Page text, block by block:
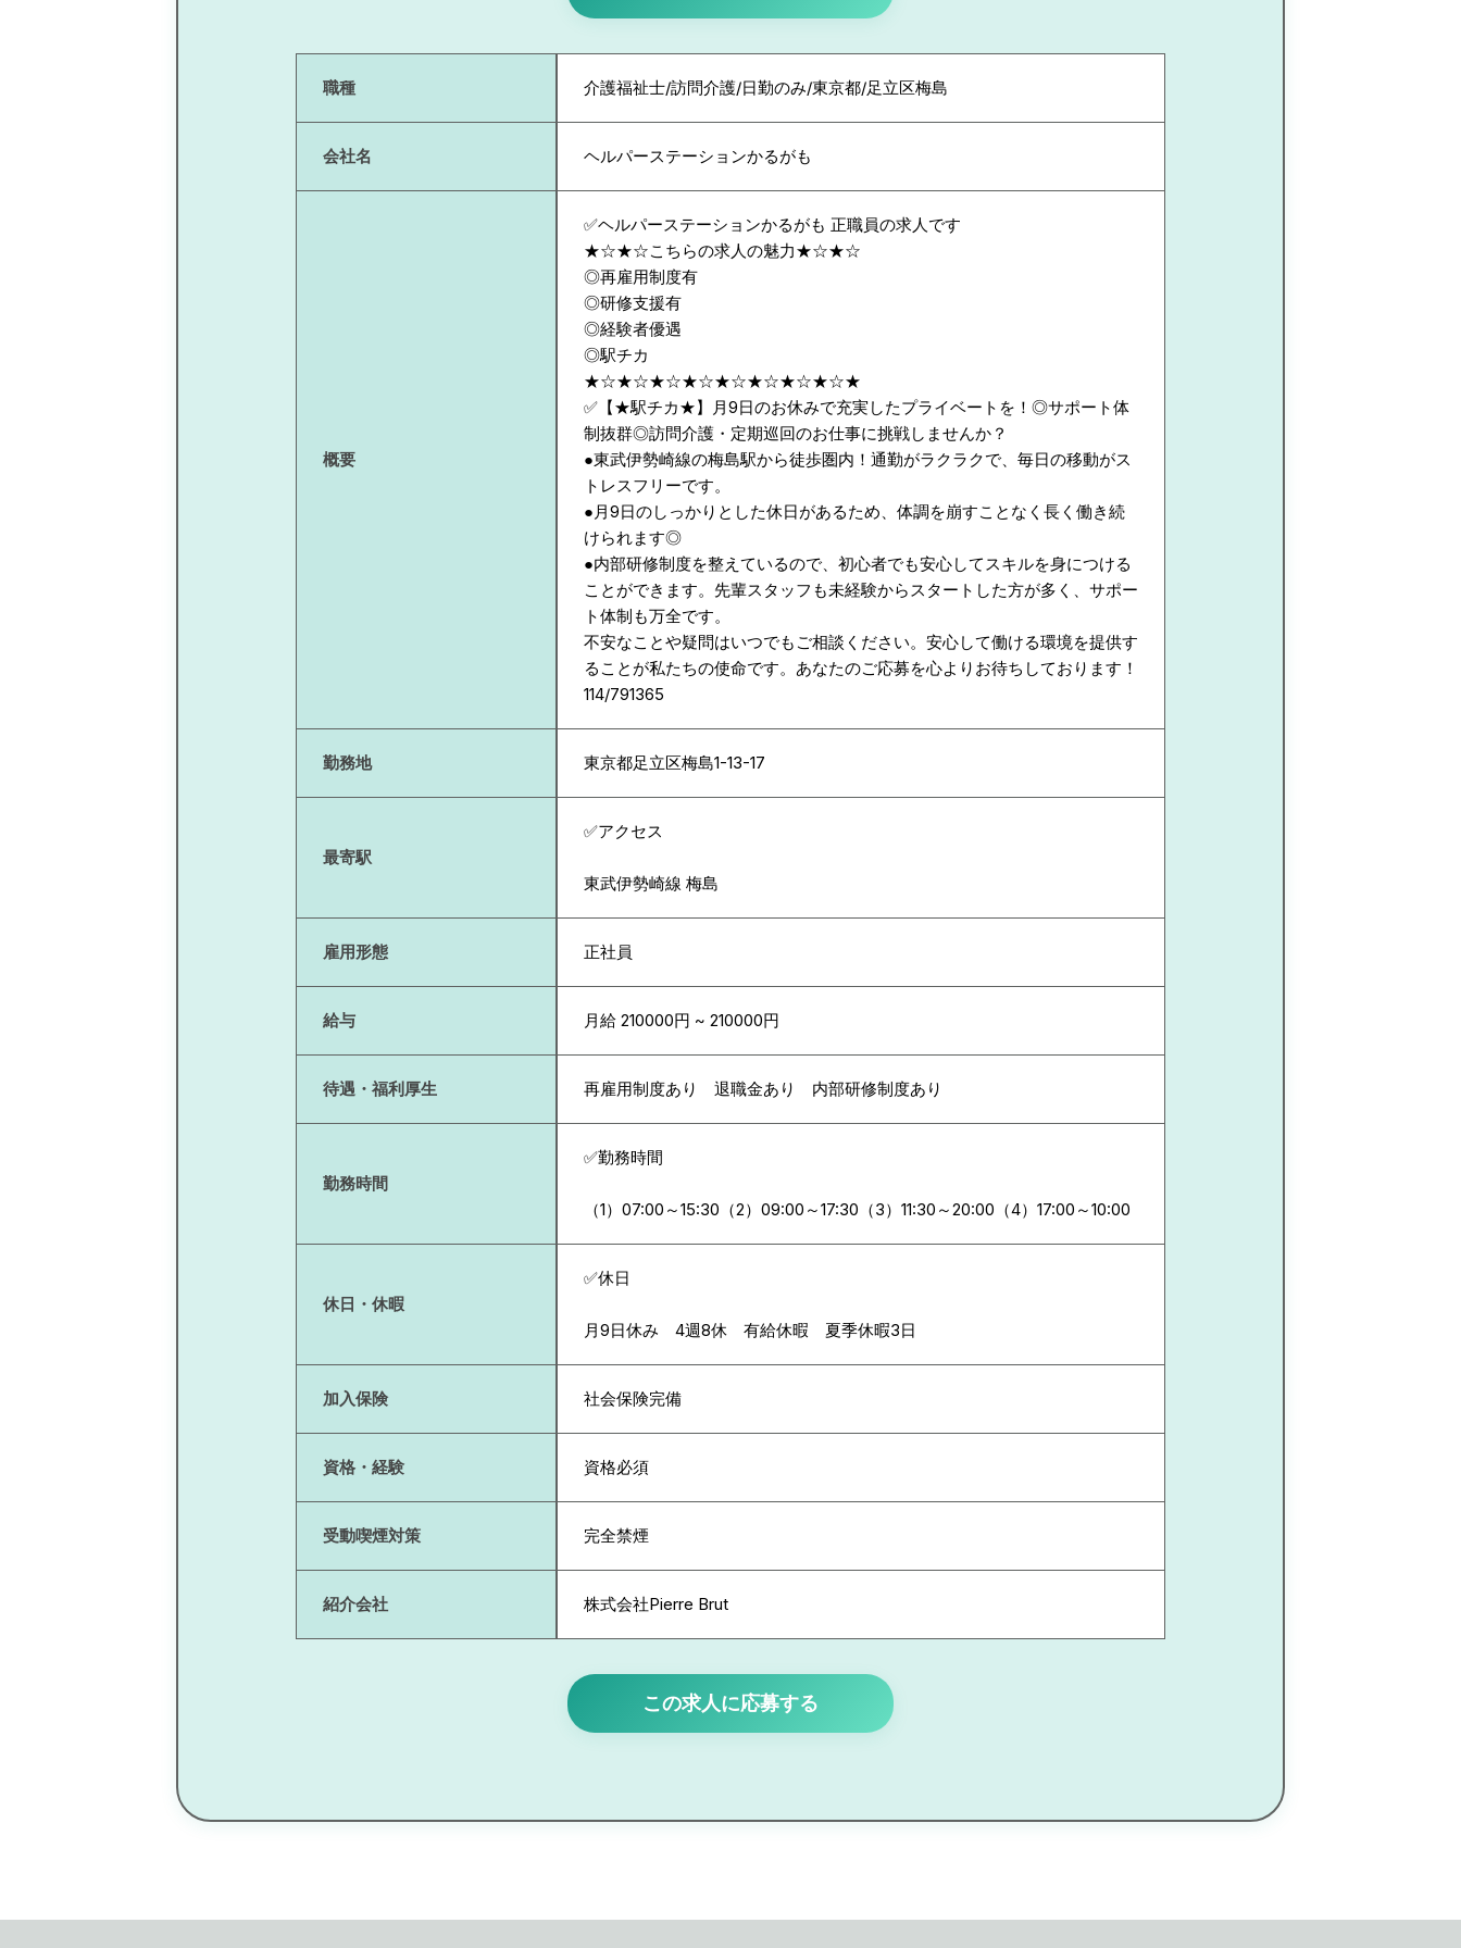
職種 介護福祉士/訪問介護/日勤のみ/東京都/足立区梅島
会社名 ヘルパーステーションかるがも
概要
✅ヘルパーステーションかるがも 正職員の求人です
★☆★☆こちらの求人の魅力★☆★☆
◎再雇用制度有
◎研修支援有
◎経験者優遇
◎駅チカ
★☆★☆★☆★☆★☆★☆★☆★☆★
✅【★駅チカ★】月9日のお休みで充実したプライベートを！◎サポート体
制抜群◎訪問介護・定期巡回のお仕事に挑戦しませんか？
●東武伊勢崎線の梅島駅から徒歩圏内！通勤がラクラクで、毎日の移動がス
トレスフリーです。
●月9日のしっかりとした休日があるため、体調を崩すことなく長く働き続
けられます◎
●内部研修制度を整えているので、初心者でも安心してスキルを身につける
ことができます。先輩スタッフも未経験からスタートした方が多く、サポー
ト体制も万全です。
不安なことや疑問はいつでもご相談ください。安心して働ける環境を提供す
ることが私たちの使命です。あなたのご応募を心よりお待ちしております！
114/791365
勤務地 東京都足立区梅島1-13-17
最寄駅
✅アクセス
東武伊勢崎線 梅島
雇用形態 正社員
給与 月給 210000円 ~ 210000円
待遇・福利厚生 再雇用制度あり 退職金あり 内部研修制度あり
勤務時間
✅勤務時間
（1）07:00～15:30（2）09:00～17:30（3）11:30～20:00（4）17:00～10:00
休日・休暇
✅休日
月9日休み 4週8休 有給休暇 夏季休暇3日
加入保険 社会保険完備
資格・経験 資格必須
受動喫煙対策 完全禁煙
紹介会社 株式会社Pierre Brut
この求人に応募する